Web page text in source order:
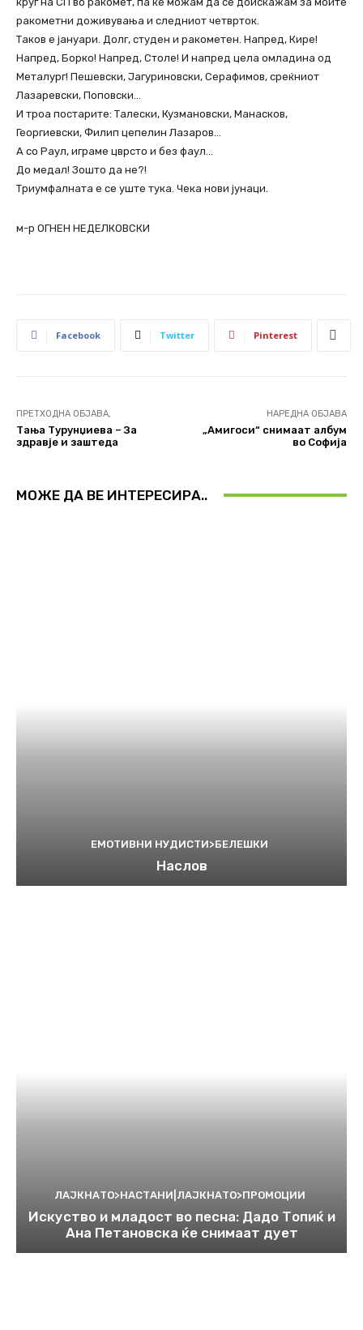
ракометни доживувања и следниот четврток.
Таков е јануари. Долг, студен и ракометен. Напред, Кире!
Напред, Борко! Напред, Столе! И напред цела омладина од
Металург! Пешевски, Јагуриновски, Серафимов, среќниот
Лазаревски, Поповски…
И троа постарите: Талески, Кузмановски, Манасков,
Георгиевски, Филип цепелин Лазаров…
А со Раул, играме цврсто и без фаул…
До медал! Зошто да не?!
Триумфалната е се уште тука. Чека нови јунаци.
м-р ОГНЕН НЕДЕЛКОВСКИ
Facebook Twitter Pinterest
ПРЕТХОДНА ОБЈАВА,
Тања Турунџиева – За
здравје и заштеда
НАРЕДНА ОБЈАВА
„Амигоси“ снимаат албум
во Софија
МОЖЕ ДА ВЕ ИНТЕРЕСИРА..
ЕМОТИВНИ НУДИСТИ>БЕЛЕШКИ
Наслов
ЛАЈКНАТО>НАСТАНИ|ЛАЈКНАТО>ПРОМОЦИИ
Искуство и младост во песна: Дадо Топиќ и
Ана Петановска ќе снимаат дует